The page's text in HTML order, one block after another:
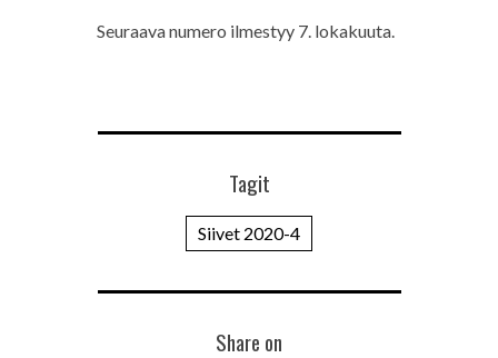
Seuraava numero ilmestyy 7. lokakuuta.
Tagit
Siivet 2020-4
Share on